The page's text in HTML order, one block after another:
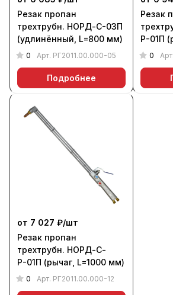
Резак пропан
трехтрубн. НОРД-С-03П
(удлинённый, L=800 мм)
0 Арт. РГ2011.00.000-05
Подробнее
Резак
Р-01П
0 Арт.
от 7 027 ₽/шт
Резак пропан
трехтрубн. НОРД-С-
Р-01П (рычаг, L=1000 мм)
0 Арт. РГ2011.00.000-12